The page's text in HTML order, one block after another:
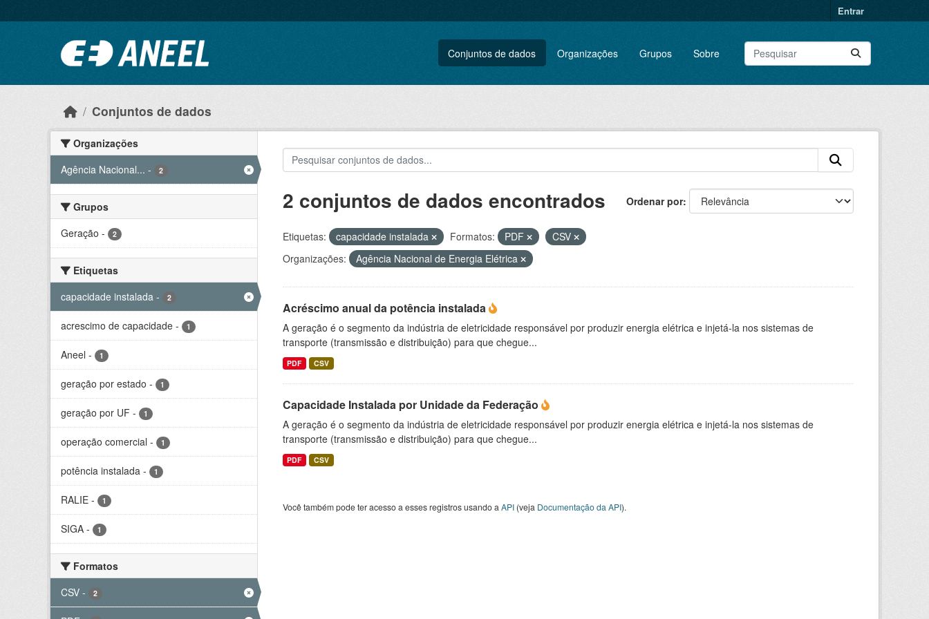
Entrar
Conjuntos de dados Organizações Grupos Sobre
Conjuntos de dados
Organizações
Agência Nacional... - 2
Grupos
Geração - 2
Etiquetas
capacidade instalada - 2
acrescimo de capacidade - 1
Aneel - 1
geração por estado - 1
geração por UF - 1
operação comercial - 1
potência instalada - 1
RALIE - 1
SIGA - 1
Formatos
CSV - 2
Ordenar por
2 conjuntos de dados encontrados
Etiquetas: capacidade instalada Formatos: PDF
CSV
Organizações:
Agência Nacional de Energia Elétrica
Acréscimo anual da potência instalada
A geração é o segmento da indústria de eletricidade responsável por produzir energia elétrica e injetá-la nos sistemas de
transporte (transmissão e distribuição) para que chegue...
PDF CSV
Capacidade Instalada por Unidade da Federação
A geração é o segmento da indústria de eletricidade responsável por produzir energia elétrica e injetá-la nos sistemas de
transporte (transmissão e distribuição) para que chegue...
PDF CSV
Você também pode ter acesso a esses registros usando a API(veja Documentação da API).